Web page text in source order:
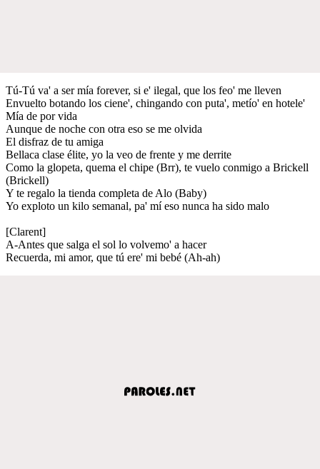
Tú-Tú va' a ser mía forever, si e' ilegal, que los feo' me lleven
Envuelto botando los ciene', chingando con puta', metío' en hotele'
Mía de por vida
Aunque de noche con otra eso se me olvida
El disfraz de tu amiga
Bellaca clase élite, yo la veo de frente y me derrite
Como la glopeta, quema el chipe (Brr), te vuelo conmigo a Brickell
(Brickell)
Y te regalo la tienda completa de Alo (Baby)
Yo exploto un kilo semanal, pa' mí eso nunca ha sido malo
[Clarent]
A-Antes que salga el sol lo volvemo' a hacer
Recuerda, mi amor, que tú ere' mi bebé (Ah-ah)